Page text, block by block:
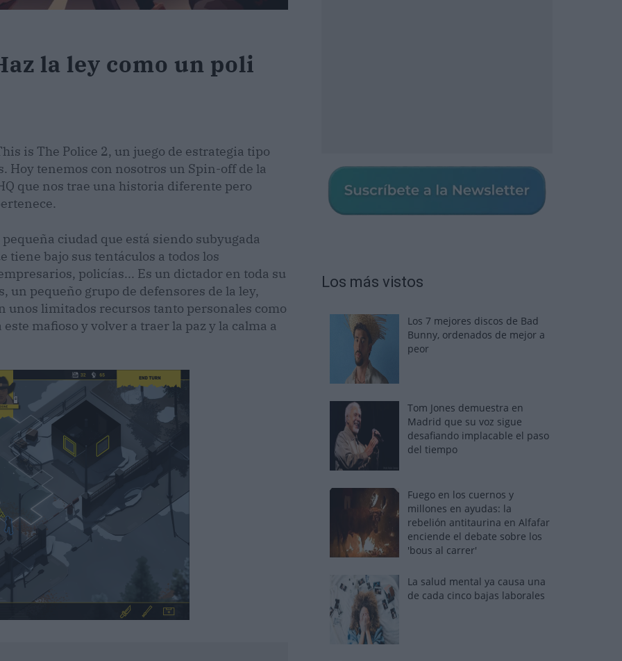
la ley como un poli
is The Police 2, un juego de estrategia tipo
Hoy tenemos con nosotros un Spin-off de la
que nos trae una historia diferente pero
ciudad que está siendo subyugada
tiene bajo sus tentáculos a todos los
policías... Es un dictador en toda su
un pequeño grupo de defensores de la ley,
unos limitados recursos tanto personales como
mafioso y volver a traer la paz y la calma a
Los más vistos
Los 7 mejores discos de Bad
Bunny, ordenados de mejor a
peor
Tom Jones demuestra en
Madrid que su voz sigue
desafiando implacable el paso
del tiempo
Fuego en los cuernos y
millones en ayudas: la
rebelión antitaurina en Alfafar
enciende el debate sobre los
'bous al carrer'
La salud mental ya causa una
de cada cinco bajas laborales